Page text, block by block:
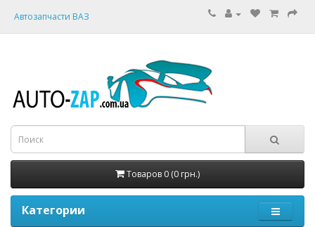
Автозапчасти ВАЗ
Товаров 0 (0 грн.)
Категории